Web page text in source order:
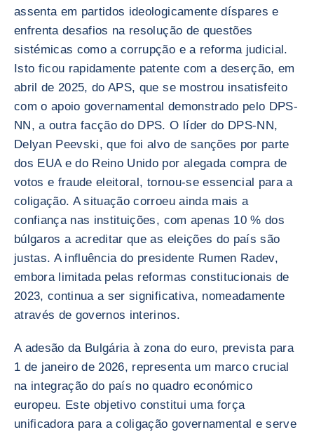
assenta em partidos ideologicamente díspares e
enfrenta desafios na resolução de questões
sistémicas como a corrupção e a reforma judicial.
Isto ficou rapidamente patente com a deserção, em
abril de 2025, do APS, que se mostrou insatisfeito
com o apoio governamental demonstrado pelo DPS-
NN, a outra facção do DPS. O líder do DPS-NN,
Delyan Peevski, que foi alvo de sanções por parte
dos EUA e do Reino Unido por alegada compra de
votos e fraude eleitoral, tornou-se essencial para a
coligação. A situação corroeu ainda mais a
confiança nas instituições, com apenas 10 % dos
búlgaros a acreditar que as eleições do país são
justas. A influência do presidente Rumen Radev,
embora limitada pelas reformas constitucionais de
2023, continua a ser significativa, nomeadamente
através de governos interinos.
A adesão da Bulgária à zona do euro, prevista para
1 de janeiro de 2026, representa um marco crucial
na integração do país no quadro económico
europeu. Este objetivo constitui uma força
unificadora para a coligação governamental e serve